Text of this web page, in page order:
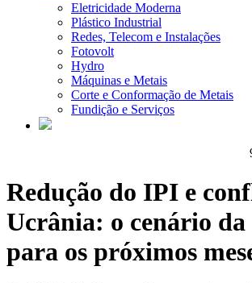
Eletricidade Moderna
Plástico Industrial
Redes, Telecom e Instalações
Fotovolt
Hydro
Máquinas e Metais
Corte e Conformação de Metais
Fundição e Serviços
Redução do IPI e
Ucrânia: o cenário
para os próximos